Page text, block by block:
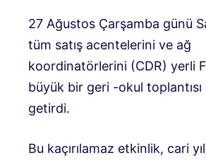
27 Ağustos Çarşamba günü
tüm satış acentelerini ve ağ
koordinatörlerini (CDR) yerli
büyük bir geri -okul
getirdi.
Bu kaçırılamaz etkinlik, cari